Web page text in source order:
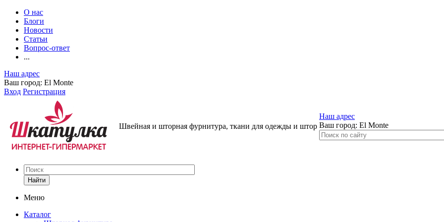
О нас
Блоги
Новости
Статьи
Вопрос-ответ
...
Наш адрес
Ваш город: El Monte
Вход Регистрация
Швейная и шторная фурнитура, ткани для одежды и штор
Наш адрес
Ваш город: El Monte
Найти
Меню
Каталог